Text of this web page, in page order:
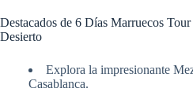
Destacados de 6 Días Marruecos
Desierto
Explora la impresionante
Casablanca.